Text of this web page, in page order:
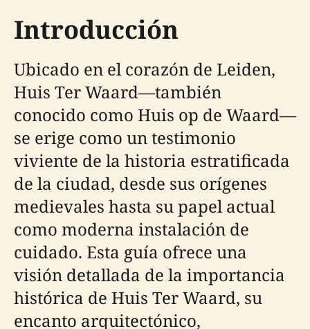
Introducción
Ubicado en el corazón de Leiden,
Huis Ter Waard—también
conocido como Huis op de Waard—
se erige como un testimonio
viviente de la historia estratificada
de la ciudad, desde sus orígenes
medievales hasta su papel actual
como moderna instalación de
cuidado. Esta guía ofrece una
visión detallada de la importancia
histórica de Huis Ter Waard, su
encanto arquitectónico,